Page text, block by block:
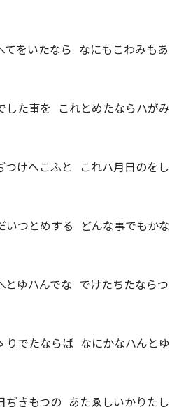
てをいたなら なにもこわみもあ
した事を これとめたならハがみ
つけへこふと これハ月日のをし
いつとめする どんな事でもかな
とゆハんでな でけたちたならつ
りでたならば なにかなハんとゆ
ぢきもつの あたゑしいかりたし